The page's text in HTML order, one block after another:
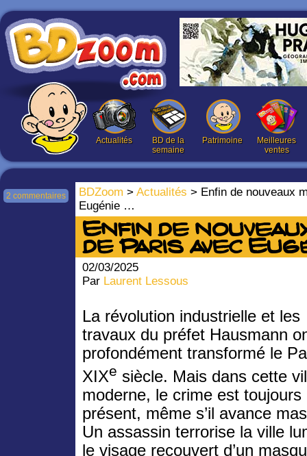
Actualités
BD de la
semaine
Patrimoine
Meilleures
ventes
BDZoom > Actualités > Enfin de nouveaux
Eugénie …
2 commentaires
Enfin de
de Paris avec
02/03/2025
Par Laurent Lessous
La révolution industrielle et les
travaux du préfet Hausmann
profondément transformé le
XIXe siècle. Mais dans cette
moderne, le crime est toujours
présent, même s’il avance
Un assassin terrorise la ville
le visage recouvert d’un